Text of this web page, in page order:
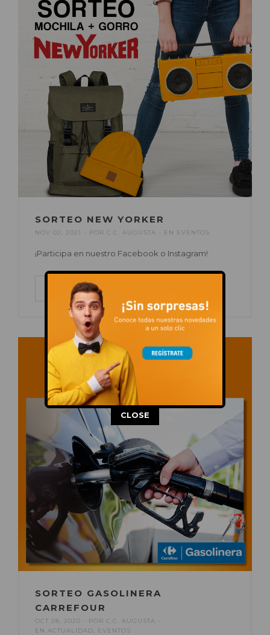
SORTEO NEW YORKER
NOV 02, 2021 POR C.C. AUGUSTA EN EVENTOS
¡Participa en nuestro Facebook o Instagram!
LEER MÁS
SORTEO GASOLINERA
CARREFOUR
OCT 28, 2020 POR C.C. AUGUSTA
EN ACTUALIDAD EVENTOS
This popup will close in:
CLOSE